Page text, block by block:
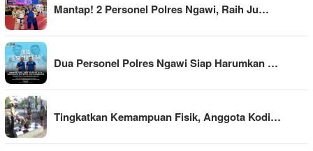
Mantap! 2 Personel Polres Ngawi, Raih Ju…
Dua Personel Polres Ngawi Siap Harumkan …
Tingkatkan Kemampuan Fisik, Anggota Kodi…